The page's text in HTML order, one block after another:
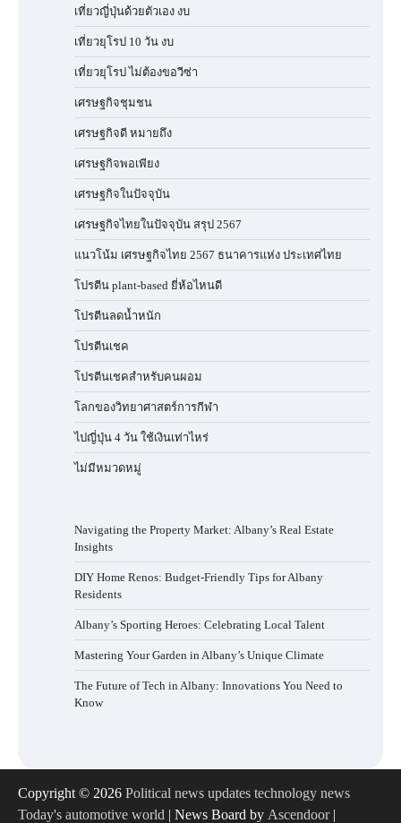
เที่ยวญี่ปุ่นด้วยตัวเอง งบ
เที่ยวยุโรป 10 วัน งบ
เที่ยวยุโรป ไม่ต้องขอวีซ่า
เศรษฐกิจชุมชน
เศรษฐกิจดี หมายถึง
เศรษฐกิจพอเพียง
เศรษฐกิจในปัจจุบัน
เศรษฐกิจไทยในปัจจุบัน สรุป 2567
แนวโน้ม เศรษฐกิจไทย 2567 ธนาคารแห่ง ประเทศไทย
โปรตีน plant-based ยี่ห้อไหนดี
โปรตีนลดน้ำหนัก
โปรตีนเชค
โปรตีนเชคสำหรับคนผอม
โลกของวิทยาศาสตร์การกีฬา
ไปญี่ปุ่น 4 วัน ใช้เงินเท่าไหร่
ไม่มีหมวดหมู่
Navigating the Property Market: Albany’s Real Estate
Insights
DIY Home Renos: Budget-Friendly Tips for Albany
Residents
Albany’s Sporting Heroes: Celebrating Local Talent
Mastering Your Garden in Albany’s Unique Climate
The Future of Tech in Albany: Innovations You Need to
Know
Copyright © 2026 Political news updates technology news
Today's automotive world | News Board by Ascendoor|